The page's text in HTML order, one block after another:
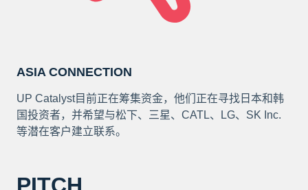
ASIA CONNECTION
UP Catalyst目前正在筹集资金，他们正在寻找日本和韩
国投资者，并希望与松下、三星、CATL、LG、SK Inc.
等潜在客户建立联系。